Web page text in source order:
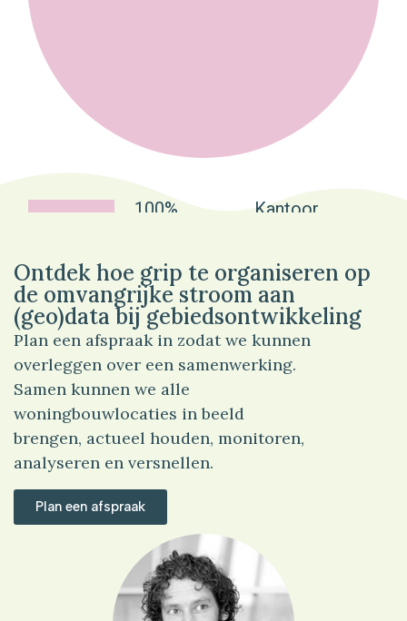
100% Kantoor
Ontdek hoe grip te organiseren op
de omvangrijke stroom aan
(geo)data bij gebiedsontwikkeling
Plan een afspraak in zodat we kunnen
overleggen over een samenwerking.
Samen kunnen we alle
woningbouwlocaties in beeld
brengen, actueel houden, monitoren,
analyseren en versnellen.
Plan een afspraak